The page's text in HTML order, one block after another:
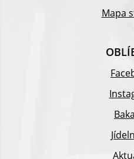
Mapa